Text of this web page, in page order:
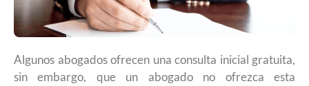
Algunos abogados ofrecen una consulta inicial gratuita,
sin embargo, que un abogado no ofrezca esta